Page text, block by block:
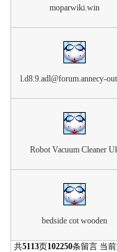
moparwiki.win
l.d8.9.adl@forum.annecy-
Robot Vacuum Cleaner
bedside cot wooden
共5113页102250条留言 当